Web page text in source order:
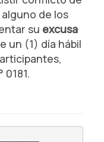
de los
su excusa
un (1) día hábil
0181.